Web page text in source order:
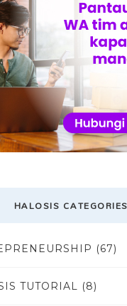
HALOSIS CATEGORIES
(67)
TUTORIAL (8)